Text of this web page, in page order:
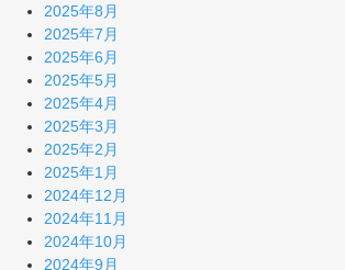
2025年8月
2025年7月
2025年6月
2025年5月
2025年4月
2025年3月
2025年2月
2025年1月
2024年12月
2024年11月
2024年10月
2024年9月